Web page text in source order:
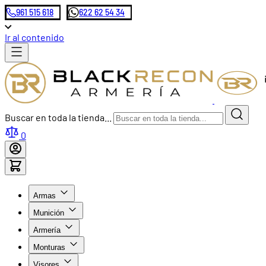
961 515 618 622 62 54 34
Ir al contenido
Buscar en toda la tienda...
0
Armas
Munición
Armería
Monturas